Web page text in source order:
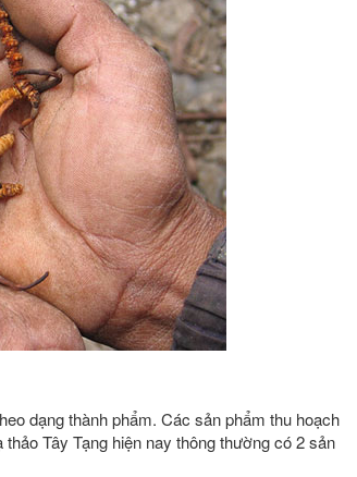
dạng thành phẩm. Các sản phẩm thu hoạch
Tây Tạng hiện nay thông thường có 2 sản